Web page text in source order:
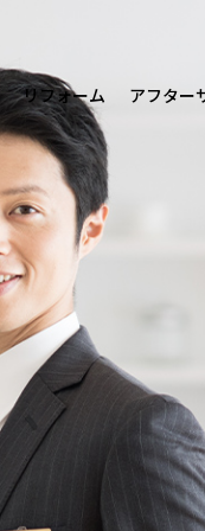
リフォーム アフター